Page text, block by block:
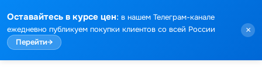
Оставайтесь в курсе цен: в нашем Телеграм-канале
ежедневно публикуем покупки клиентов со всей России
Перейти→
×